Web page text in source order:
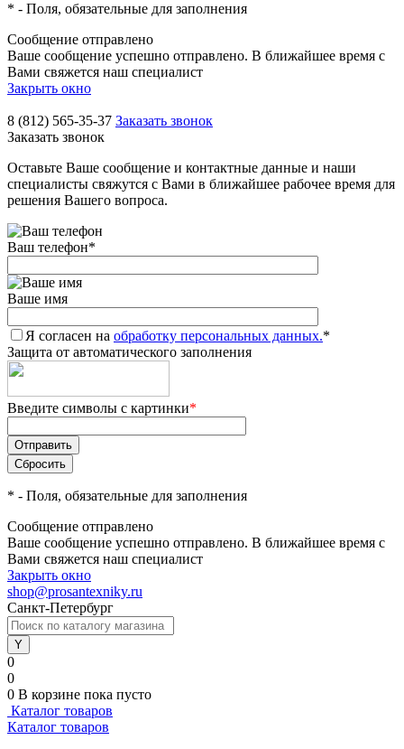
* - Поля, обязательные для заполнения
Сообщение отправлено
Ваше сообщение успешно отправлено. В ближайшее время с
Вами свяжется наш специалист
Закрыть окно
8 (812) 565-35-37 Заказать звонок
Заказать звонок
Оставьте Ваше сообщение и контактные данные и наши
специалисты свяжутся с Вами в ближайшее рабочее время для
решения Вашего вопроса.
Ваш телефон*
Ваше имя
Я согласен на обработку персональных данных.*
Защита от автоматического заполнения
Введите символы с картинки*
* - Поля, обязательные для заполнения
Сообщение отправлено
Ваше сообщение успешно отправлено. В ближайшее время с
Вами свяжется наш специалист
Закрыть окно
shop@prosantexniky.ru
Санкт-Петербург
0
0
0 В корзине пока пусто
Каталог товаров
Каталог товаров